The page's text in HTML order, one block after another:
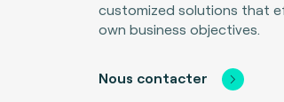
customized solutions that
own business objectives.
Nous contacter